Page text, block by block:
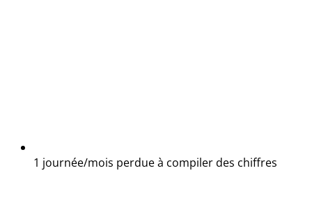
1 journée/mois perdue à compiler des chiffres